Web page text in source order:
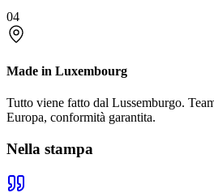
04
Made in Luxembourg
Tutto viene fatto dal Lussemburgo.
Europa, conformità garantita.
Nella stampa